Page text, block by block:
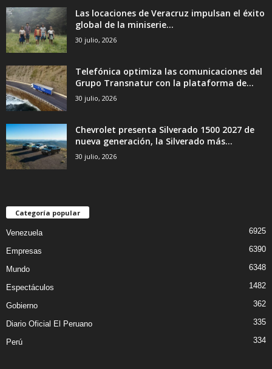
Las locaciones de Veracruz impulsan el éxito
global de la miniserie...
30 julio, 2026
Telefónica optimiza las comunicaciones del
Grupo Transnatur con la plataforma de...
30 julio, 2026
Chevrolet presenta Silverado 1500 2027 de
nueva generación, la Silverado más...
30 julio, 2026
Categoría popular
Venezuela 6925
Empresas 6390
Mundo 6348
Espectáculos 1482
Gobierno 362
Diario Oficial El Peruano 335
Perú 334